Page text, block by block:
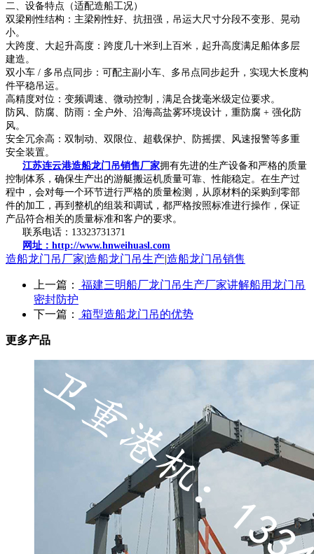
二、设备特点（适配造船工况）
双梁刚性结构：主梁刚性好、抗扭强，吊运大尺寸分段不变形、晃动
小。
大跨度、大起升高度：跨度几十米到上百米，起升高度满足船体多层
建造。
双小车 / 多吊点同步：可配主副小车、多吊点同步起升，实现大长度构
件平稳吊运。
高精度对位：变频调速、微动控制，满足合拢毫米级定位要求。
防风、防腐、防雨：全户外、沿海高盐雾环境设计，重防腐 + 强化防
风。
安全冗余高：双制动、双限位、超载保护、防摇摆、风速报警等多重
安全装置。
江苏连云港造船龙门吊销售厂家拥有先进的生产设备和严格的质量
控制体系，确保生产出的游艇搬运机质量可靠、性能稳定。在生产过
程中，会对每一个环节进行严格的质量检测，从原材料的采购到零部
件的加工，再到整机的组装和调试，都严格按照标准进行操作，保证
产品符合相关的质量标准和客户的要求。
联系电话：13323731371
网址：http://www.hnweihuasl.com
造船龙门吊厂家|造船龙门吊生产|造船龙门吊销售
上一篇：
福建三明船厂龙门吊生产厂家讲解船用龙门吊
密封防护
下一篇：
箱型造船龙门吊的优势
更多产品